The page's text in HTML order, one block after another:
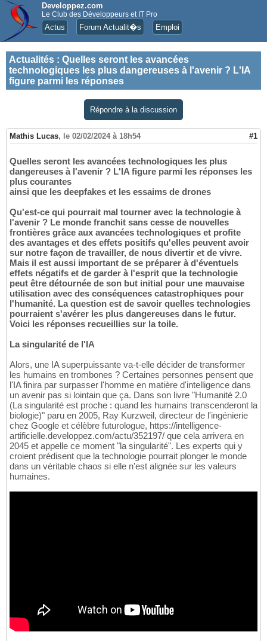
Developpez.com
Le Club des Développeurs et IT Pro
Actus Forum Actualit�s Emploi
Actualités : Quelles seront les avancées
technologiques les plus dangereuses à l'avenir ? L'IA
figure parmi les réponses
Répondre à la discussion
Mathis Lucas, le 02/02/2024 à 18h54 #1
Quelles seront les avancées technologiques les plus
dangereuses à l'avenir ? L'IA figure parmi les réponses les
plus courantes
ainsi que les deepfakes et les essaims de drones
Qu'est-ce qui pourrait mal tourner avec la technologie à
l'avenir ? Le monde franchit sans cesse de nouvelles
frontières grâce aux avancées technologiques et profite
des avantages et des effets positifs qu'elles peuvent avoir
sur notre façon de travailler, de nous divertir et de vivre.
Mais il est aussi important de se préparer à d'éventuels
effets négatifs et de garder à l'esprit que la technologie
peut être détournée de son but initial pour une mauvaise
utilisation avec des conséquences catastrophiques pour
l'humanité. La question est de savoir quelles technologies
pourraient s'avérer les plus dangereuses dans le futur.
Voici les réponses recueillies sur la toile.
La singularité de l'IA
Alors, une IA superpuissante va-t-elle décider de transformer
les humains en trombones ? Certaines personnes pensent que
l'IA finira par surpasser l'homme en matière d'intelligence dans
un avenir pas si lointain que ça. Dans son livre "Humanité 2.0
(La singularité est proche : quand les humains transcenderont la
biologie)" paru en 2005, Ray Kurzweil, directeur de l'ingénierie
chez Google et célèbre futurologue, https://intelligence-
artificielle.developpez.com/actu/352197/ que cela arrivera en
2045 et appelle ce moment "la singularité". Les experts qui y
croient prédisent que la technologie pourrait plonger le monde
dans un véritable chaos si elle n'est alignée sur les valeurs
humaines.